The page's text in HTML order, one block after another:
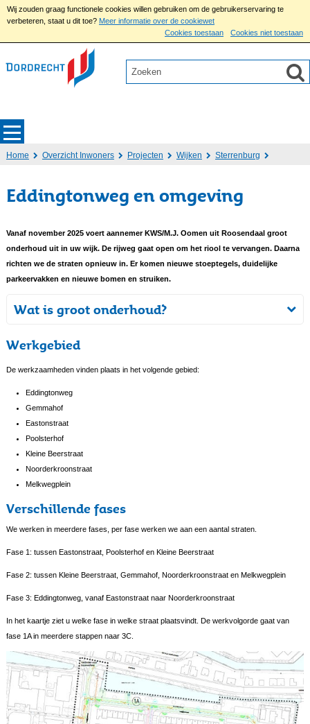
Wij zouden graag functionele cookies willen gebruiken om de gebruikerservaring te
verbeteren, staat u dit toe? Meer informatie over de cookiewet
Cookies toestaan
Cookies niet toestaan
Home Overzicht Inwoners Projecten Wijken Sterrenburg
Eddingtonweg en omgeving
Vanaf november 2025 voert aannemer KWS/M.J. Oomen uit Roosendaal groot
onderhoud uit in uw wijk. De rijweg gaat open om het riool te vervangen. Daarna
richten we de straten opnieuw in. Er komen nieuwe stoeptegels, duidelijke
parkeervakken en nieuwe bomen en struiken.
Wat is groot onderhoud?
Werkgebied
De werkzaamheden vinden plaats in het volgende gebied:
Eddingtonweg
Gemmahof
Eastonstraat
Poolsterhof
Kleine Beerstraat
Noorderkroonstraat
Melkwegplein
Verschillende fases
We werken in meerdere fases, per fase werken we aan een aantal straten.
Fase 1: tussen Eastonstraat, Poolsterhof en Kleine Beerstraat
Fase 2: tussen Kleine Beerstraat, Gemmahof, Noorderkroonstraat en Melkwegplein
Fase 3: Eddingtonweg, vanaf Eastonstraat naar Noorderkroonstraat
In het kaartje ziet u welke fase in welke straat plaatsvindt. De werkvolgorde gaat van
fase 1A in meerdere stappen naar 3C.